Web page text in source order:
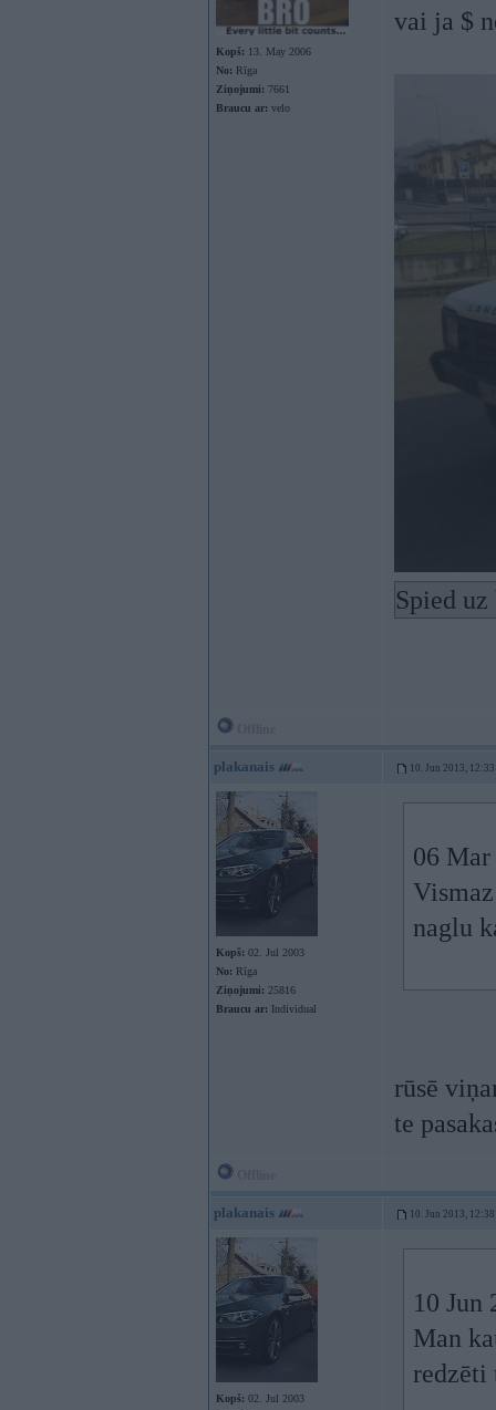
Kopš: 13. May 2006
No: Rīga
Ziņojumi: 7661
Braucu ar: velo
vai ja $
Spied
plakanais 10. Jun 2013, 12:33
Kopš: 02. Jul 2003
No: Rīga
Ziņojumi: 25816
Braucu ar: Individual
06
naglu
rūsē
te
plakanais 10. Jun 2013, 12:38
Kopš: 02. Jul 2003
10 Jun
Man
redzēti